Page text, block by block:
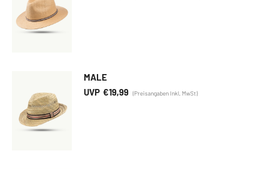
MALE
€19,99